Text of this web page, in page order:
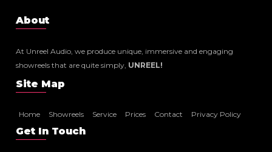
About
At Unreel Audio, we produce unique, immersive and engaging
showreels that are quite simply, UNREEL!
Site Map
Home Showreels Service Prices Contact Privacy Policy
Get In Touch